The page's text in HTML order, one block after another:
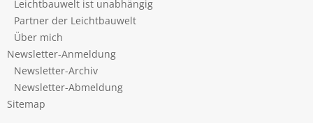
Leichtbauwelt ist unabhängig
Partner der Leichtbauwelt
Über mich
Newsletter-Anmeldung
Newsletter-Archiv
Newsletter-Abmeldung
Sitemap